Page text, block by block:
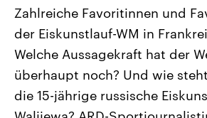
Landtagswahl Sachsen-Anhalt
2026
Alle Informationen
Sachsen-Anhalt wählt am 6.
September 2026 einen neuen
Landtag. Seit 2021 wird das
Bundesland von einer Koalition aus
USA
Zahlreiche Favoritinnen und
der Eiskunstlauf-WM in
Welche Aussagekraft hat der
überhaupt noch? Und wie
die 15-jährige russische